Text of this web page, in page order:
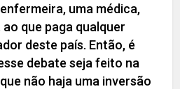
uma médica,
que paga qualquer
deste país. Então, é
debate seja feito na
não haja uma inversão